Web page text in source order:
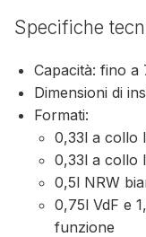
Specifiche
Capacità: fino a
Dimensioni di
Formati:
0,33l a collo
0,33l a collo
0,5l NRW
0,75l VdF e
funzione